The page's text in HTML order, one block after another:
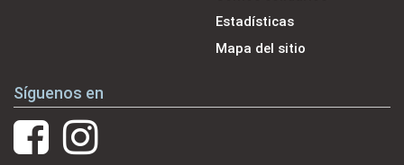
Estadísticas
Mapa del sitio
Síguenos en